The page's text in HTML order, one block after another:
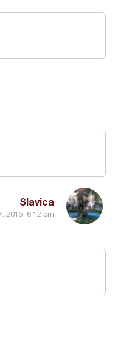
Slavica
2015, 6:12 pm